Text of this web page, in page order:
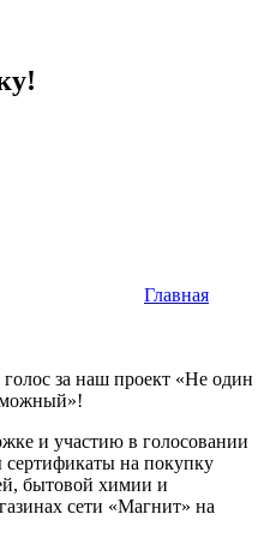
Главная
за наш проект «Не один
и участию в голосовании
на покупку
бытовой химии и
сети «Магнит» на